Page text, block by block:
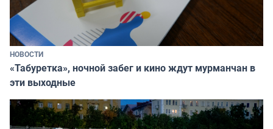
НОВОСТИ
«Табуретка», ночной забег и кино ждут мурманчан в
эти выходные